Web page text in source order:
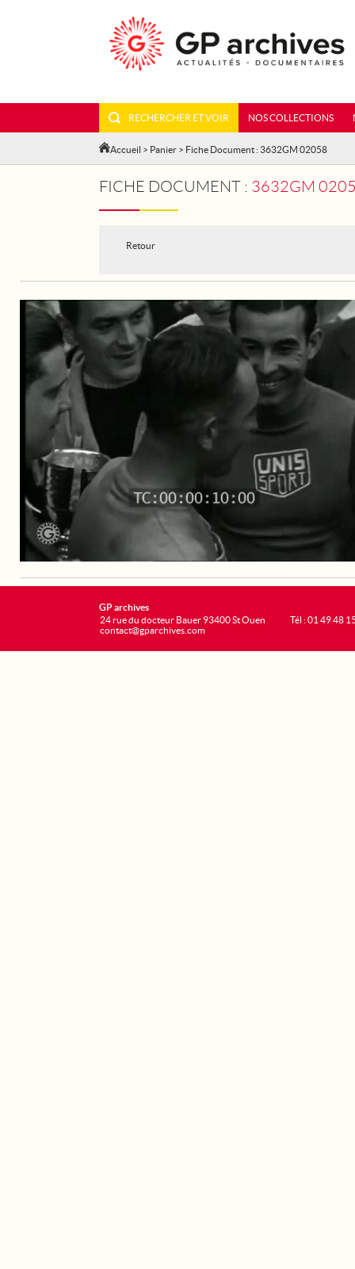
RECHERCHER ET VOIR NOS COLLECTIONS
Accueil > Panier > Fiche Document : 3632GM 02058
FICHE DOCUMENT : 3632GM
Retour
GP archives
24 rue du docteur Bauer 93400 St Ouen
contact@gparchives.com
Tél : 01 49 48